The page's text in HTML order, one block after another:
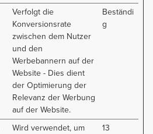
Verfolgt die
Konversionsrate
zwischen dem Nutzer
und den
Werbebannern auf der
Website - Dies dient
der Optimierung der
Relevanz der Werbung
auf der Website.
Beständi
g
Wird verwendet, um
13